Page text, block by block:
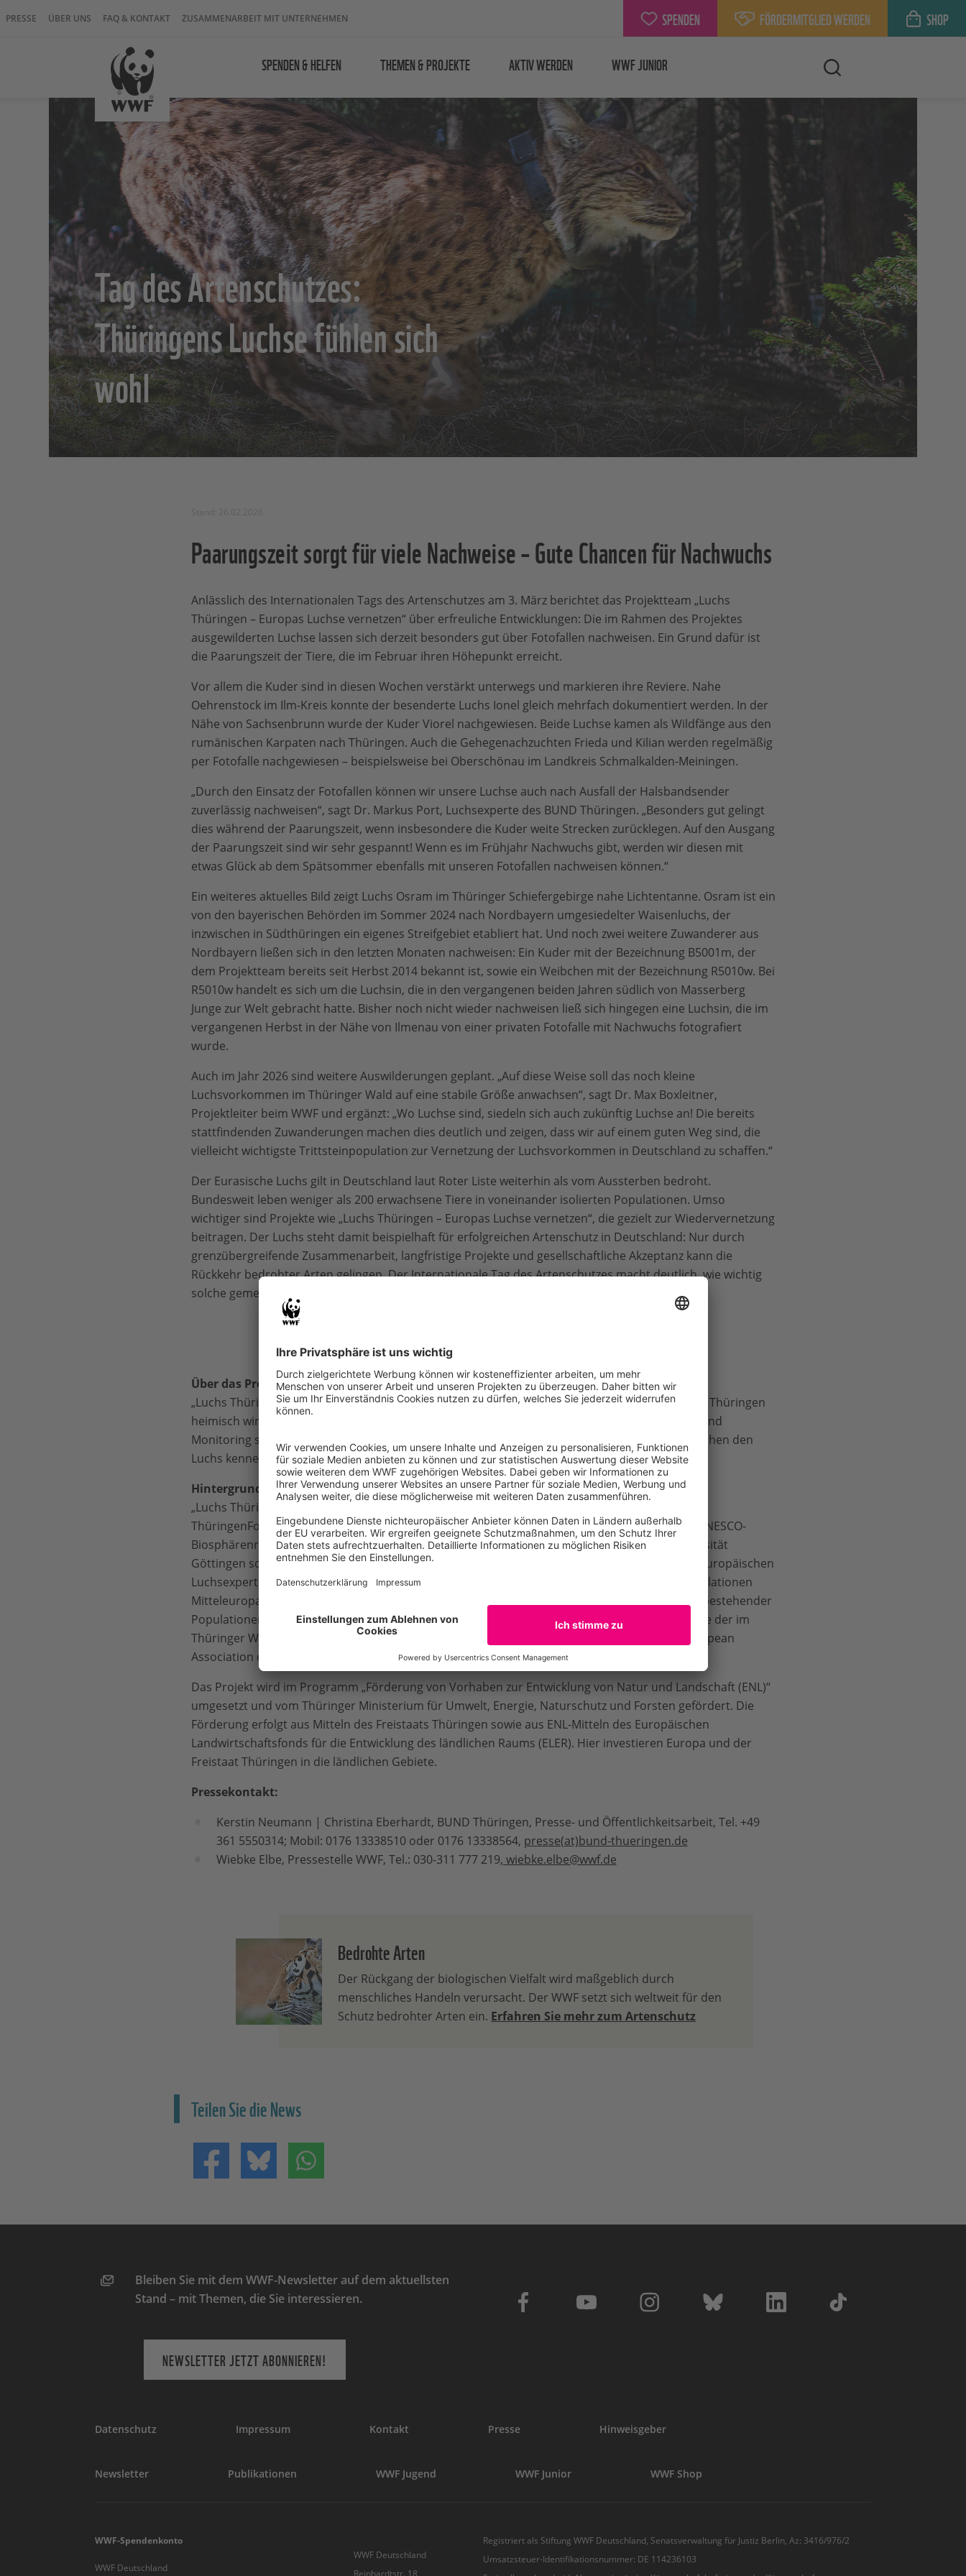
PRESSE ÜBER UNS FAQ & KONTAKT ZUSAMMENARBEIT MIT UNTERNEHMEN SPENDEN FÖRDERMITGLIED WERDEN SHOP
SPENDEN & HELFEN THEMEN & PROJEKTE AKTIV WERDEN WWF JUNIOR
Tag des Artenschutzes:
Thüringens Luchse fühlen sich
wohl
Paarungszeit sorgt für viele Nachweise – Gute Chancen für Nachwuchs
Anlässlich des Internationalen Tags des Artenschutzes am 3. März berichtet das Projektteam „Luchs
Thüringen – Europas Luchse vernetzen“ über erfreuliche Entwicklungen: Die im Rahmen des Projektes
ausgewilderten Luchse lassen sich derzeit besonders gut über Fotofallen nachweisen. Ein Grund dafür ist
die Paarungszeit der Tiere, die im Februar ihren Höhepunkt erreicht.
Vor allem die Kuder sind in diesen Wochen verstärkt unterwegs und markieren ihre Reviere. Nahe
Oehrenstock im Ilm-Kreis konnte der besenderte Luchs Ionel gleich mehrfach dokumentiert werden. In der
Nähe von Sachsenbrunn wurde der Kuder Viorel nachgewiesen. Beide Luchse kamen als Wildfänge aus den
rumänischen Karpaten nach Thüringen. Auch die Gehegenachzuchten Frieda und Kilian werden regelmäßig
per Fotofalle nachgewiesen – beispielsweise bei Oberschönau im Landkreis Schmalkalden-Meiningen.
„Durch den Einsatz der Fotofallen können wir unsere Luchse auch nach Ausfall der Halsbandsender
zuverlässig nachweisen“, sagt Dr. Markus Port, Luchsexperte des BUND Thüringen. „Besonders gut gelingt
dies während der Paarungszeit, wenn insbesondere die Kuder weite Strecken zurücklegen. Auf den Ausgang
der Paarungszeit sind wir sehr gespannt! Wenn es im Frühjahr Nachwuchs gibt, werden wir diesen mit
etwas Glück ab dem Spätsommer ebenfalls mit unseren Fotofallen nachweisen können.“
Ein weiteres aktuelles Bild zeigt Luchs Osram im Thüringer Schiefergebirge nahe Lichtentanne. Osram ist ein
von den bayerischen Behörden im Sommer 2024 nach Nordbayern umgesiedelter Waisenluchs, der
inzwischen in Südthüringen ein eigenes Streifgebiet etabliert hat. Und noch zwei weitere Zuwanderer aus
Nordbayern ließen sich in den letzten Monaten nachweisen: Ein Kuder mit der Bezeichnung B5001m, der
dem Projektteam bereits seit Herbst 2014 bekannt ist, sowie ein Weibchen mit der Bezeichnung R5010w. Bei
R5010w handelt es sich um die Luchsin, die in den vergangenen beiden Jahren südlich von Masserberg
Junge zur Welt gebracht hatte. Bisher noch nicht wieder nachweisen ließ sich hingegen eine Luchsin, die im
vergangenen Herbst in der Nähe von Ilmenau von einer privaten Fotofalle mit Nachwuchs fotografiert
wurde.
Auch im Jahr 2026 sind weitere Auswilderungen geplant. „Auf diese Weise soll das noch kleine
Luchsvorkommen im Thüringer Wald auf eine stabile Größe anwachsen“, sagt Dr. Max Boxleitner,
Projektleiter beim WWF und ergänzt: „Wo Luchse sind, siedeln sich auch zukünftig Luchse an! Die bereits
stattfindenden Zuwanderungen machen dies deutlich und zeigen, dass wir auf einem guten Weg sind, die
vielleicht wichtigste Trittsteinpopulation zur Vernetzung der Luchsvorkommen in Deutschland zu schaffen.“
Der Eurasische Luchs gilt in Deutschland laut Roter Liste weiterhin als vom Aussterben bedroht.
Bundesweit leben weniger als 200 erwachsene Tiere in voneinander isolierten Populationen. Umso
wichtiger sind Projekte wie „Luchs Thüringen – Europas Luchse vernetzen“, die gezielt zur Wiedervernetzung
beitragen. Der Luchs steht damit beispielhaft für erfolgreichen Artenschutz in Deutschland: Nur durch
grenzübergreifende Zusammenarbeit, langfristige Projekte und gesellschaftliche Akzeptanz kann die
Rückkehr bedrohter Arten gelingen. Der Internationale Tag des Artenschutzes macht deutlich, wie wichtig
solche gemeinsamen Anstrengungen für den Erhalt der biologischen Vielfalt sind.
Über das Projekt
„Luchs Thüringen – Europas Luchse vernetzen“ setzt sich dafür ein, dass der Luchs langfristig in Thüringen
heimisch wird und seine Lebensräume europaweit besser vernetzt werden. Neben Forschung und
Monitoring setzt das Projekt auf Aufklärung, Dialog und Umweltbildung – denn nur wenn Menschen den
Luchs kennen, verstehen sie seine Bedeutung für stabile Ökosysteme.
Hintergrund
„Luchs Thüringen – Europas Luchse vernetzen“ ist ein Gemeinschaftsprojekt von BUND, WWF,
ThüringenForst, dem Wildkatzendorf Hütscheroda, dem Landesjagdverband Thüringen, dem UNESCO-
Biosphärenreservat Thüringer Wald, dem Naturpark Thüringer Wald, der Georg-August-Universität
Göttingen sowie der rumänischen Projektpartner ACDB und Romsilva. Das Projekt ist Teil des europäischen
Luchsexperten-Netzwerks Linking Lynx, das sich dem Erhalt und der Vernetzung der Luchspopulationen
Mitteleuropas verschrieben hat. Ziel ist es, durch gezielte Auswilderungen und die Vernetzung bestehender
Populationen eine stabile und eigenständige Luchspopulation in Mitteleuropa aufzubauen. Viele der im
Thüringer Wald ausgewilderten Luchse stammen aus dem Erhaltungszuchtprogramm der European
Association of Zoos and Aquaria (EAZA).
Das Projekt wird im Programm „Förderung von Vorhaben zur Entwicklung von Natur und Landschaft (ENL)“
umgesetzt und vom Thüringer Ministerium für Umwelt, Energie, Naturschutz und Forsten gefördert. Die
Förderung erfolgt aus Mitteln des Freistaats Thüringen sowie aus ENL-Mitteln des Europäischen
Landwirtschaftsfonds für die Entwicklung des ländlichen Raums (ELER). Hier investieren Europa und der
Freistaat Thüringen in die ländlichen Gebiete.
Pressekontakt:
Kerstin Neumann | Christina Eberhardt, BUND Thüringen, Presse- und Öffentlichkeitsarbeit, Tel. +49
361 5550314; Mobil: 0176 13338510 oder 0176 13338564, presse(at)bund-thueringen.de
Wiebke Elbe, Pressestelle WWF, Tel.: 030-311 777 219, wiebke.elbe@wwf.de
Bedrohte Arten
Der Rückgang der biologischen Vielfalt wird maßgeblich durch
menschliches Handeln verursacht. Der WWF setzt sich weltweit für den
Schutz bedrohter Arten ein. Erfahren Sie mehr zum Artenschutz
Teilen Sie die News
Teilen auf FacebookTeilen auf Bluesky
Bleiben Sie mit dem WWF-Newsletter auf dem aktuellsten
Stand – mit Themen, die Sie interessieren.
NEWSLETTER JETZT ABONNIEREN!
Datenschutz Impressum Kontakt Presse Hinweisgeber
Newsletter Publikationen WWF Jugend WWF Junior WWF Shop
WWF-Spendenkonto
WWF Deutschland
WWF Deutschland
Reinhardtstr. 18
Registriert als Stiftung WWF Deutschland, Senatsverwaltung für Justiz Berlin, Az: 3416/976/2
Umsatzsteuer-Identifikationsnummer: DE 114236103